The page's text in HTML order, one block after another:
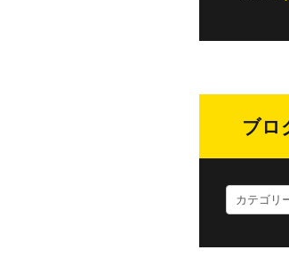
ブロ
ロ